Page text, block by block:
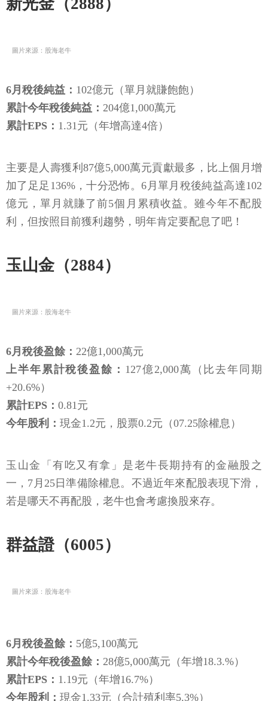
新光金（2888）
圖片來源：股海老牛
6月稅後純益： 102億元（單月就賺飽飽）
累計今年稅後純益： 204億1,000萬元
累計EPS： 1.31元（年增高達4倍）
主要是人壽獲利87億5,000萬元貢獻最多，比上個月增
加了足足136%，十分恐怖。6月單月稅後純益高達102
億元，單月就賺了前5個月累積收益。雖今年不配股
利，但按照目前獲利趨勢，明年肯定要配息了吧！
玉山金（2884）
圖片來源：股海老牛
6月稅後盈餘： 22億1,000萬元
上半年累計稅後盈餘： 127億2,000萬（比去年同期
+20.6%）
累計EPS： 0.81元
今年股利： 現金1.2元，股票0.2元（07.25除權息）
玉山金「有吃又有拿」是老牛長期持有的金融股之
一，7月25日準備除權息。不過近年來配股表現下滑，
若是哪天不再配股，老牛也會考慮換股來存。
群益證（6005）
圖片來源：股海老牛
6月稅後盈餘： 5億5,100萬元
累計今年稅後盈餘： 28億5,000萬元（年增18.3.%）
累計EPS： 1.19元（年增16.7%）
今年股利： 現金1.33元（合計殖利率5.3%）